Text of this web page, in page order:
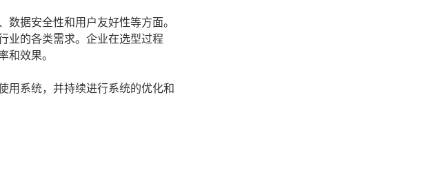
据安全性和用户友好性等方面。
业的各类需求。企业在选型过程
效果。
用系统，并持续进行系统的优化和